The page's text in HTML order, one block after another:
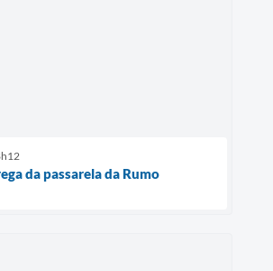
da passarela da Rumo